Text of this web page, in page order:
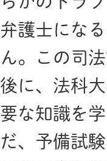
弁護士にな
ん。この司
後に、法科
要な知識を
だ、予備試